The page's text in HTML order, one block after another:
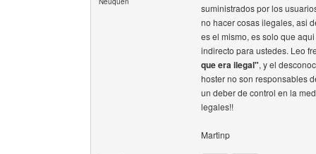
suministrados por los
no hacer cosas ilegales, asi
es el mismo, es solo que
indirecto para ustedes. Leo
que era ilegal", y el
hoster no son responsables
un deber de control en la
legales!!
Martinp